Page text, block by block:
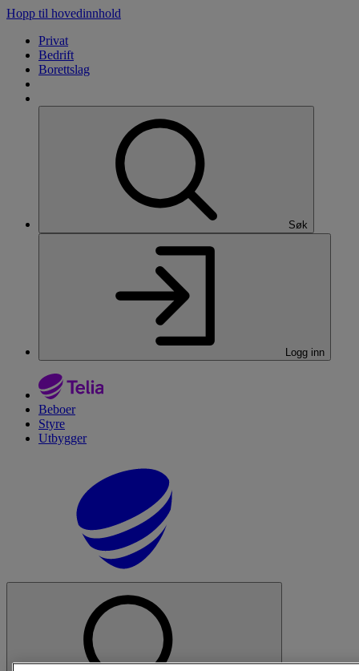
Hopp til hovedinnhold
Privat
Bedrift
Borettslag
Søk
Logg inn
Beboer
Styre
Utbygger